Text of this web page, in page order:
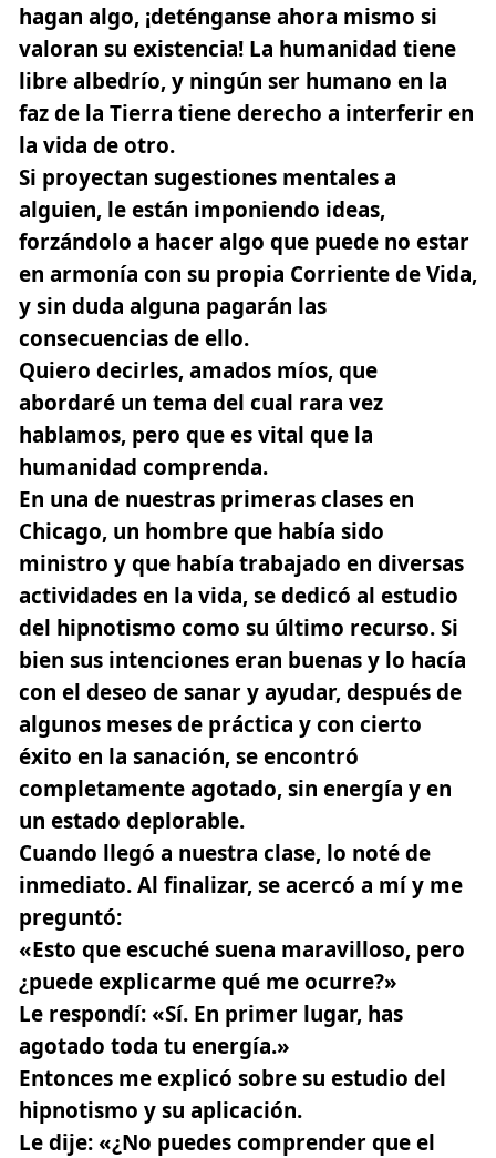
hagan algo, ¡deténganse ahora mismo si
valoran su existencia! La humanidad tiene
libre albedrío, y ningún ser humano en la
faz de la Tierra tiene derecho a interferir en
la vida de otro.
Si proyectan sugestiones mentales a
alguien, le están imponiendo ideas,
forzándolo a hacer algo que puede no estar
en armonía con su propia Corriente de Vida,
y sin duda alguna pagarán las
consecuencias de ello.
Quiero decirles, amados míos, que
abordaré un tema del cual rara vez
hablamos, pero que es vital que la
humanidad comprenda.
En una de nuestras primeras clases en
Chicago, un hombre que había sido
ministro y que había trabajado en diversas
actividades en la vida, se dedicó al estudio
del hipnotismo como su último recurso. Si
bien sus intenciones eran buenas y lo hacía
con el deseo de sanar y ayudar, después de
algunos meses de práctica y con cierto
éxito en la sanación, se encontró
completamente agotado, sin energía y en
un estado deplorable.
Cuando llegó a nuestra clase, lo noté de
inmediato. Al finalizar, se acercó a mí y me
preguntó:
«Esto que escuché suena maravilloso, pero
¿puede explicarme qué me ocurre?»
Le respondí: «Sí. En primer lugar, has
agotado toda tu energía.»
Entonces me explicó sobre su estudio del
hipnotismo y su aplicación.
Le dije: «¿No puedes comprender que el